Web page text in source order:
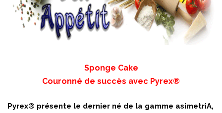
Sponge Cake
Couronné de succès avec Pyrex®
Pyrex® présente le dernier né de la gamme asimetriA,